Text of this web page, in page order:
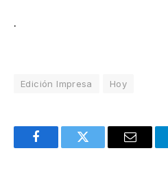
.
Edición Impresa Hoy
FacebookTwitter Email